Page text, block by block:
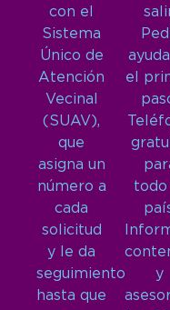
con el
Sistema
Único de
Atención
Vecinal
(SUAV),
que
asigna un
número a
cada
solicitud
y le da
seguimiento
hasta que
el
todo
y